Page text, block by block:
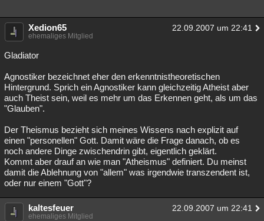
Xedion65 22.09.2007 um 22:41
ehemaliges Mitglied
Gladiator
Agnostiker bezeichnet eher den erkenntnistheoretischen
Hintergrund. Sprich ein Agnostiker kann gleichzeitig Atheist aber
auch Theist sein, weil es mehr um das Erkennen geht, als um das
"Glauben".
Der Theismus bezieht sich meines Wissens nach explizit auf
einen "personellen" Gott. Damit wäre die Frage danach, ob es
noch andere Dinge zwischendrin gibt, eigentlich geklärt.
Kommt aber drauf an wie man "Atheismus" definiert. Du meinst
damit die Ablehnung von "allem" was irgendwie transzendent ist,
oder nur einem "Gott"?
kaltesfeuer 22.09.2007 um 22:41
ehemaliges Mitglied